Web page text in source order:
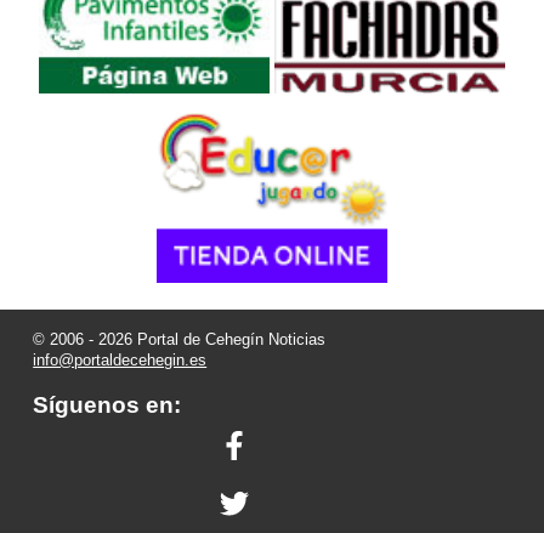
© 2006 - 2026 Portal de Cehegín Noticias
info@portaldecehegin.es
Síguenos en: